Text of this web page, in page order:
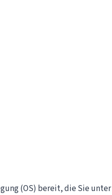
(OS) bereit, die Sie unter